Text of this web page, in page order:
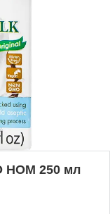
HOM 250 мл